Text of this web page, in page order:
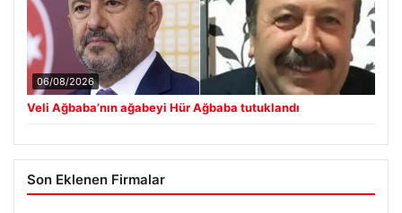
06/08/2026
Veli Ağbaba’nın ağabeyi Hür Ağbaba tutuklandı
Son Eklenen Firmalar